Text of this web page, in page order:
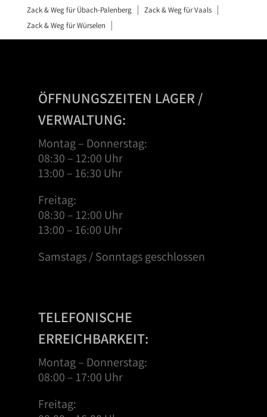
Zack & Weg für Übach-Palenberg
Zack & Weg für Vaals
Zack & Weg für Würselen
ÖFFNUNGSZEITEN LAGER /
VERWALTUNG:
Montag – Donnerstag:
08:30 – 12:00 Uhr
13:00 – 16:30 Uhr
Freitag:
08:30 – 12:00 Uhr
13:00 – 16:00 Uhr
Samstags / Sonntags geschlossen
TELEFONISCHE
ERREICHBARKEIT:
Montag – Donnerstag:
08:00 – 17:00 Uhr
Freitag: